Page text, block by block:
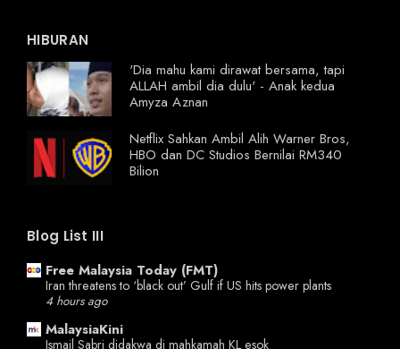
HIBURAN
'Dia mahu kami dirawat bersama, tapi
ALLAH ambil dia dulu' - Anak kedua
Amyza Aznan
Netflix Sahkan Ambil Alih Warner Bros,
HBO dan DC Studios Bernilai RM340
Bilion
Blog List III
Free Malaysia Today (FMT)
Iran threatens to ‘black out’ Gulf if US hits power plants
4 hours ago
MalaysiaKini
Ismail Sabri didakwa di mahkamah KL esok